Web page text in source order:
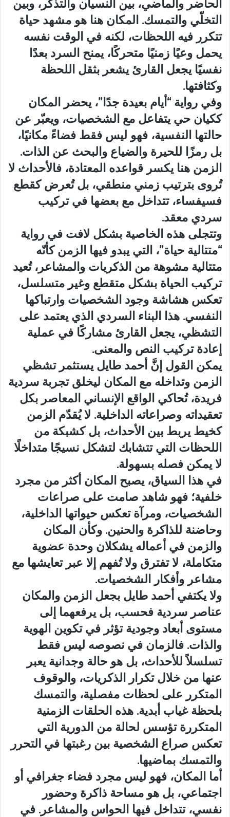
الحاضر والماضي، بين النسيان والتذكر، وبين
التخلّي والتمسك. المكان هنا هو مشهد حياة
تتكرر فيه اللحظات، لكنه في الوقت نفسه
يحمل وعيًا زمنيًا متحركًا، يمنح السرد بعدًا
نفسيًا يجعل القارئ يشعر بثقل اللحظة
وكثافتها.
وفي رواية “أيام بعيدة جدًا”، يحضر المكان
ككيان حي يتفاعل مع الشخصيات، ويعبّر عن
حالتها النفسية، فهو ليس فقط فضاءً مكانيًا،
بل رمزًا للحيرة والضياع والبحث عن الذات.
الزمن هنا يكسر قواعده المعتادة، فالأحداث لا
تُروى بترتيب زمني منطقي، بل تُعرض كقطع
فسيفساء، تتداخل مع بعضها في تركيب
سردي معقد.
وتتجلى هذه الخاصية بشكل لافت في رواية
“متتالية حياة”، التي يبدو فيها الزمن كأنّه
متتالية مشوهة من الذكريات والمشاعر، تُعيد
تركيب الحياة بشكل متقطع وغير متسلسل،
تعكس هشاشة وجود الشخصيات وارتباكها
النفسي. هذا البناء السردي الذي يعتمد على
التشظي، يجعل القارئ مشاركًا في عملية
إعادة تركيب النص والمعنى.
يمكن القول إنَّ أحمد طايل يستثمر تشظي
الزمن وتداخله مع المكان ليخلق تجربة سردية
فريدة، تُحاكي الواقع الإنساني المعاصر بكل
تعقيداته وصراعاته الداخلية. لا يُقدّم الزمن
كخيط يربط بين الأحداث، بل كشبكة من
اللحظات التي تتشابك لتشكل نسيجًا متداخلًا
لا يمكن فصله بسهولة.
في هذا السياق، يصبح المكان أكثر من مجرد
خلفية؛ فهو شاهد صامت على صراعات
الشخصيات، ومرآة تعكس حيواتها الداخلية،
وحاضنة للذاكرة والحنين. وكأن المكان
والزمن في أعماله يشكلان وحدة عضوية
متكاملة، لا تفترق ولا تُفهم إلا عبر تعايشها مع
مشاعر وأفكار الشخصيات.
ولا يكتفي أحمد طايل بجعل الزمن والمكان
عناصر سردية فحسب، بل يرفعهما إلى
مستوى أبعاد وجودية تؤثر في تكوين الهوية
والذات. فالزمان في نصوصه ليس فقط
تسلسلاً للأحداث، بل هو حالة وجدانية يعبر
عنها من خلال تكرار الذكريات، والوقوف
المتكرر على لحظات مفصلية، والتمسك
بلحظة غياب أبدية. هذه الحلقات الزمنية
المتكررة تؤسس لحالة من الدورية التي
تعكس صراع الشخصية بين رغبتها في التحرر
والتمسك بماضيها.
أما المكان، فهو ليس مجرد فضاء جغرافي أو
اجتماعي، بل هو مساحة ذاكرة وحضور
نفسي، تتداخل فيها الحواس والمشاعر. في